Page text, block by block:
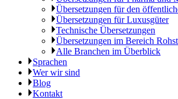
Übersetzungen für den
Übersetzungen für Luxusgüter
Technische Übersetzungen
Übersetzungen im Bereich
Alle Branchen im Überblick
Sprachen
Wer wir sind
Blog
Kontakt